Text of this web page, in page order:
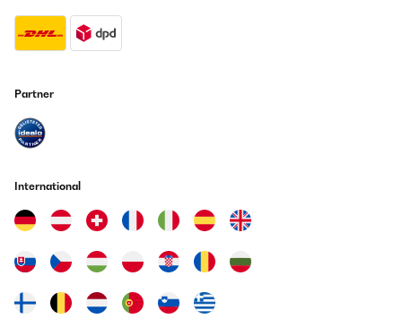
Partner
International